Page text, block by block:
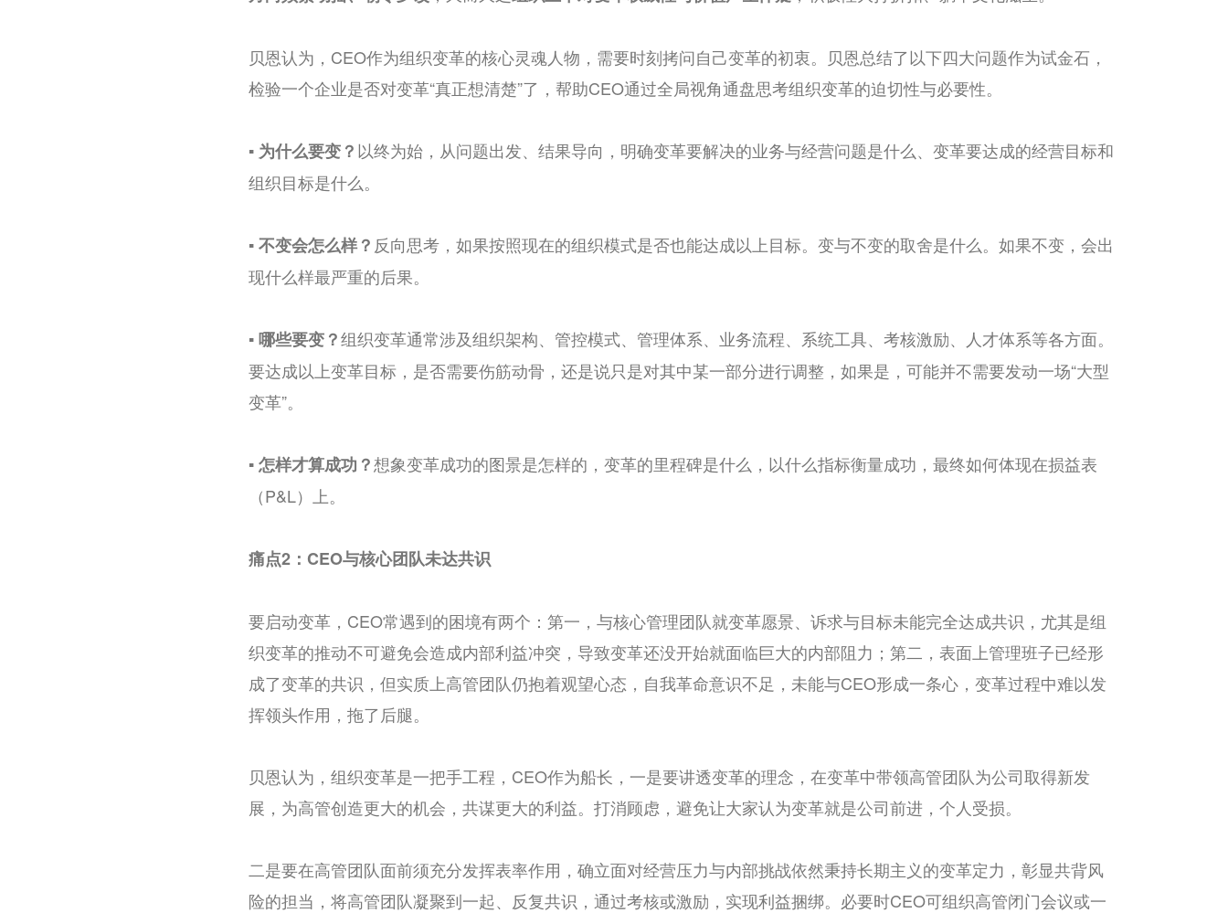
贝恩认为，CEO作为组织变革的核心灵魂人物，需要时刻拷问自己变革的初衷。贝恩总结了以下四大问题作为试金石，
检验一个企业是否对变革“真正想清楚”了，帮助CEO通过全局视角通盘思考组织变革的迫切性与必要性。
▪️ 为什么要变？以终为始，从问题出发、结果导向，明确变革要解决的业务与经营问题是什么、变革要达成的经营目标和
组织目标是什么。
▪️ 不变会怎么样？ 反向思考，如果按照现在的组织模式是否也能达成以上目标。变与不变的取舍是什么。如果不变，会出
现什么样最严重的后果。
▪️ 哪些要变？组织变革通常涉及组织架构、管控模式、管理体系、业务流程、系统工具、考核激励、人才体系等各方面。
要达成以上变革目标，是否需要伤筋动骨，还是说只是对其中某一部分进行调整，如果是，可能并不需要发动一场“大型
变革”。
▪️ 怎样才算成功？想象变革成功的图景是怎样的，变革的里程碑是什么，以什么指标衡量成功，最终如何体现在损益表
（P&L）上。
痛点2：CEO与核心团队未达共识
要启动变革，CEO常遇到的困境有两个：第一，与核心管理团队就变革愿景、诉求与目标未能完全达成共识，尤其是组
织变革的推动不可避免会造成内部利益冲突，导致变革还没开始就面临巨大的内部阻力；第二，表面上管理班子已经形
成了变革的共识，但实质上高管团队仍抱着观望心态，自我革命意识不足，未能与CEO形成一条心，变革过程中难以发
挥领头作用，拖了后腿。
贝恩认为，组织变革是一把手工程，CEO作为船长，一是要讲透变革的理念，在变革中带领高管团队为公司取得新发
展，为高管创造更大的机会，共谋更大的利益。打消顾虑，避免让大家认为变革就是公司前进，个人受损。
二是要在高管团队面前须充分发挥表率作用，确立面对经营压力与内部挑战依然秉持长期主义的变革定力，彰显共背风
险的担当，将高管团队凝聚到一起、反复共识，通过考核或激励，实现利益捆绑。必要时CEO可组织高管闭门会议或一